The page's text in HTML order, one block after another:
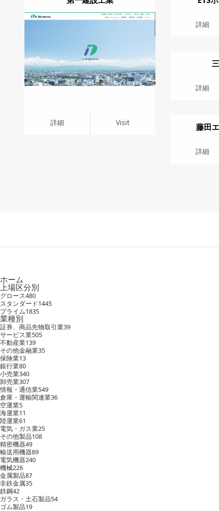
詳細 Visit
詳細 Visit
Visit
詳細
Visit
詳細
藤田
Visit
詳細
ホーム
上場区分別
グロース480
スタンダード1445
プライム1835
業種別
証券、商品先物取引業39
サービス業505
不動産業139
その他金融業35
保険業13
銀行業80
小売業340
卸売業307
情報・通信業549
倉庫・運輸関連業36
空運業5
海運業11
陸運業61
電気・ガス業25
その他製品108
精密機器49
輸送用機器89
電気機器240
機械226
金属製品87
非鉄金属35
鉄鋼42
ガラス・土石製品54
ゴム製品19